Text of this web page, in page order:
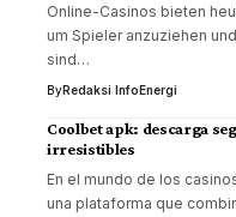
Online-Casinos bieten
um Spieler anzuziehen
sind…
ByRedaksi InfoEnergi
Coolbet apk: descarga
irresistibles
En el mundo de los
una plataforma que